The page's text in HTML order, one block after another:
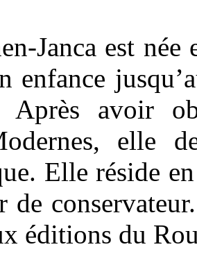
Janca est
enfance
Après avoir
elle
Elle réside
de
éditions du